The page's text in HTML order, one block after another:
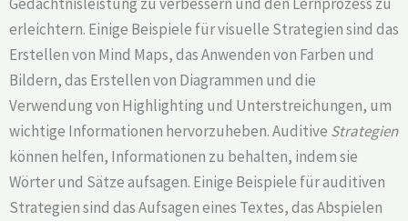
erleichtern. Einige Beispiele für visuelle Strategien sind das
Erstellen von Mind Maps, das Anwenden von Farben und
Bildern, das Erstellen von Diagrammen und die
Verwendung von Highlighting und Unterstreichungen, um
wichtige Informationen hervorzuheben. Auditive Strategien
können helfen, Informationen zu behalten, indem sie
Wörter und Sätze aufsagen. Einige Beispiele für auditiven
Strategien sind das Aufsagen eines Textes, das Abspielen